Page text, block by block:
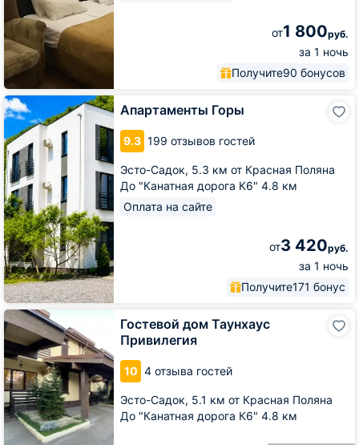
от1 800руб.
за 1 ночь
Получите90 бонусов
Апартаменты Горы
9.3 199 отзывов гостей
Эсто-Садок, 5.3 км от Красная Поляна
До "Канатная дорога К6" 4.8 км
Оплата на сайте
от3 420руб.
за 1 ночь
Получите171 бонус
Апартаменты
Горы
Гостевой дом Таунхаус
Привилегия
10 4 отзыва гостей
Эсто-Садок, 5.1 км от Красная Поляна
До "Канатная дорога К6" 4.8 км
Гостевой
дом
Таунхаус
Привилегия